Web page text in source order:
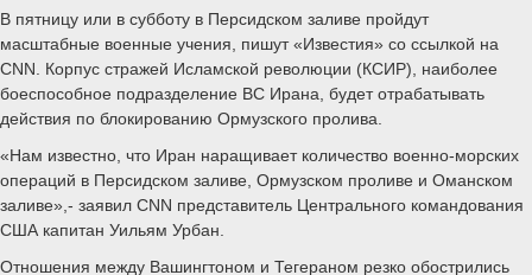
В пятницу или в субботу в Персидском заливе пройдут
масштабные военные учения, пишут «Известия» со ссылкой на
CNN. Корпус стражей Исламской революции (КСИР), наиболее
боеспособное подразделение ВС Ирана, будет отрабатывать
действия по блокированию Ормузского пролива.
«Нам известно, что Иран наращивает количество военно-морских
операций в Персидском заливе, Ормузском проливе и Оманском
заливе»,- заявил CNN представитель Центрального командования
США капитан Уильям Урбан.
Отношения между Вашингтоном и Тегераном резко обострились